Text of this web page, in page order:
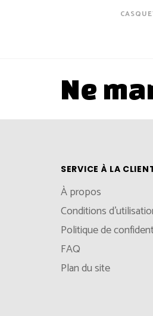
Ne
SERVICE À LA
À propos
Conditions
Politique de
FAQ
Plan du site